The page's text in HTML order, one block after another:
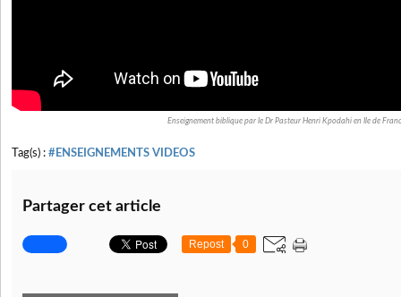
Enseignement biblique par le Dr Pasteur Henri Kpodahi en Ile de
Tag(s) : #ENSEIGNEMENTS VIDEOS
Partager cet article
Repost 0